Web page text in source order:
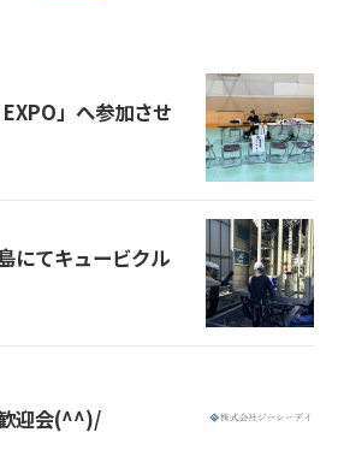
」へ参加させ
にてキュービクル
迎会(^^)/